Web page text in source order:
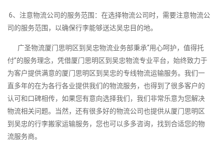
6、注意物流公司的服务范围：在选择物流公司时，需要注意物流公
司的服务范围，以确保行李能够送达吴忠目的地。
广圣物流厦门思明区到吴忠物流业务部秉承“用心呵护，值得托
付”的服务理念，凭借厦门思明区到吴忠物流专业平台，始终致力于
为客户提供满意的厦门思明区到吴忠的专线物流运输服务。我们一
直多年的在为各行各业提供我们的物流服务，也得到了很多客户的
认可和口碑相传，如果您有意向选择我们，我们非常乐意为您解决
物流相关问题。当然，还有很多好的物流公司也提供从厦门思明区
到吴忠的行李搬家运输服务，您也可以多多咨询，找到合适您的物
流服务商。